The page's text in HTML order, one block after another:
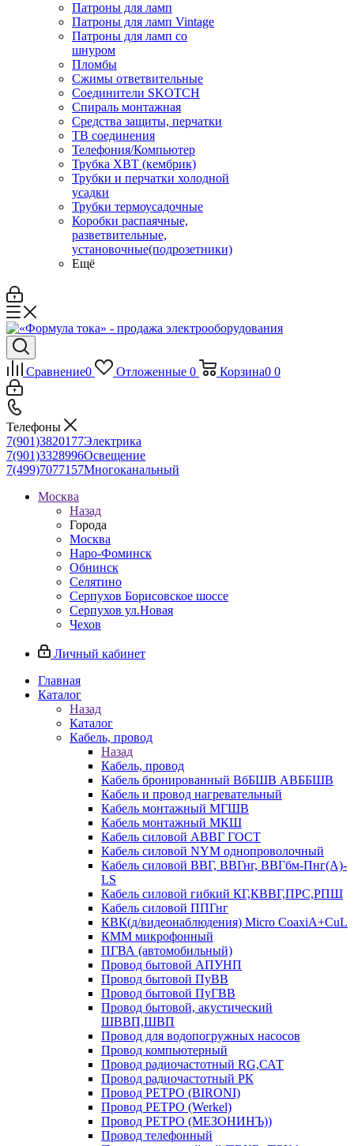
Патроны для ламп
Патроны для ламп Vintage
Патроны для ламп со
шнуром
Пломбы
Сжимы ответвительные
Соединители SKOTCH
Спираль монтажная
Средства защиты, перчатки
ТВ соединения
Телефония/Компьютер
Трубка ХВТ (кембрик)
Трубки и перчатки холодной
усадки
Трубки термоусадочные
Коробки распаячные,
разветвительные,
установочные(подрозетники)
Ещё
Сравнение0 Отложенные 0 Корзина0 0
Телефоны
7(901)3820177Электрика
7(901)3328996Освещение
7(499)7077157Многоканальный
Москва
Назад
Города
Москва
Наро-Фоминск
Обнинск
Селятино
Серпухов Борисовское шоссе
Серпухов ул.Новая
Чехов
Личный кабинет
Главная
Каталог
Назад
Каталог
Кабель, провод
Назад
Кабель, провод
Кабель бронированный ВбБШВ АВББШВ
Кабель и провод нагревательный
Кабель монтажный МГШВ
Кабель монтажный МКШ
Кабель силовой АВВГ ГОСТ
Кабель силовой NYM однопроволочный
Кабель силовой ВВГ, ВВГнг, ВВГбм-Пнг(А)-
LS
Кабель силовой гибкий КГ,КВВГ,ПРС,РПШ
Кабель силовой ППГнг
КВК(д/видеонаблюдения) Micro CoaxiA+CuL
КММ микрофонный
ПГВА (автомобильный)
Провод бытовой АПУНП
Провод бытовой ПуВВ
Провод бытовой ПуГВВ
Провод бытовой, акустический
ШВВП,ШВП
Провод для водопогружных насосов
Провод компьютерный
Провод радиочастотный RG,САТ
Провод радиочастотный РК
Провод РЕТРО (BIRONI)
Провод РЕТРО (Werkel)
Провод РЕТРО (МЕЗОНИНЪ))
Провод телефонный